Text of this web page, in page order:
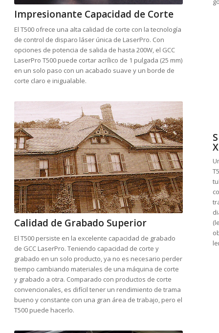
Impresionante Capacidad de Corte
El T500 ofrece una alta calidad de corte con la tecnología
de control de disparo láser única de LaserPro. Con
opciones de potencia de salida de hasta 200W, el GCC
LaserPro T500 puede cortar acrílico de 1 pulgada (25 mm)
en un solo paso con un acabado suave y un borde de
corte claro e inigualable.
Calidad de Grabado Superior
El T500 persiste en la excelente capacidad de grabado
de GCC LaserPro. Teniendo capacidad de corte y
grabado en un solo producto, ya no es necesario perder
tiempo cambiando materiales de una máquina de corte
y grabado a otra. Comparado con productos de corte
convencionales, es difícil tener un rendimiento de trama
bueno y constante con una gran área de trabajo, pero el
T500 puede hacerlo.